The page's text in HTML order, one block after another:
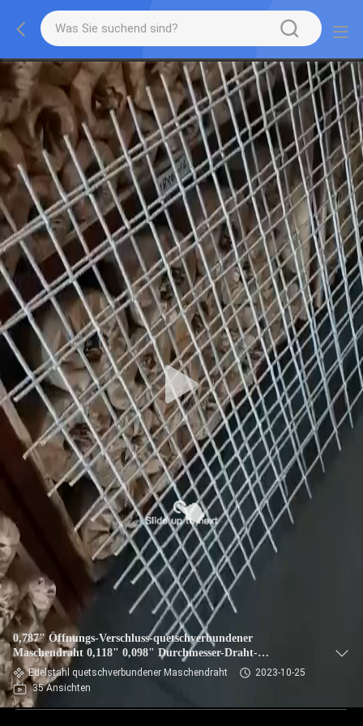
0,787" Öffnungs-Verschluss-quetschverbundener
Maschendraht 0,118" 0,098" Durchmesser-Draht-
Unternehmen-Struktur
Edelstahl quetschverbundener Maschendraht
2023-10-25
35 Ansichten